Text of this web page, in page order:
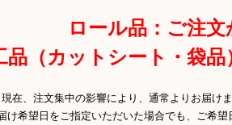
ロール品：ご注
品（カットシート・袋
現在、注文集中の影響により、通常よりお届け
け希望日をご指定いただいた場合でも、ご希望